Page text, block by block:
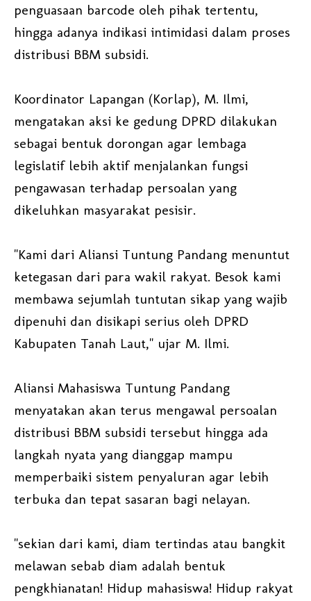
penguasaan barcode oleh pihak tertentu,
hingga adanya indikasi intimidasi dalam proses
distribusi BBM subsidi.
Koordinator Lapangan (Korlap), M. Ilmi,
mengatakan aksi ke gedung DPRD dilakukan
sebagai bentuk dorongan agar lembaga
legislatif lebih aktif menjalankan fungsi
pengawasan terhadap persoalan yang
dikeluhkan masyarakat pesisir.
"Kami dari Aliansi Tuntung Pandang menuntut
ketegasan dari para wakil rakyat. Besok kami
membawa sejumlah tuntutan sikap yang wajib
dipenuhi dan disikapi serius oleh DPRD
Kabupaten Tanah Laut," ujar M. Ilmi.
Aliansi Mahasiswa Tuntung Pandang
menyatakan akan terus mengawal persoalan
distribusi BBM subsidi tersebut hingga ada
langkah nyata yang dianggap mampu
memperbaiki sistem penyaluran agar lebih
terbuka dan tepat sasaran bagi nelayan.
"sekian dari kami, diam tertindas atau bangkit
melawan sebab diam adalah bentuk
pengkhianatan! Hidup mahasiswa! Hidup rakyat